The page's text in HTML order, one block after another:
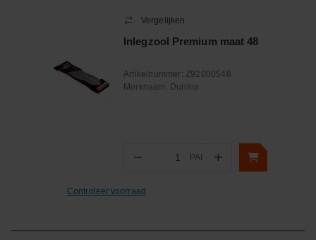
Vergelijken
Inlegzool Premium maat 48
Artikelnummer: Z92000548
Merknaam: Dunlop
− Aantal
PAI +
Controleer voorraad